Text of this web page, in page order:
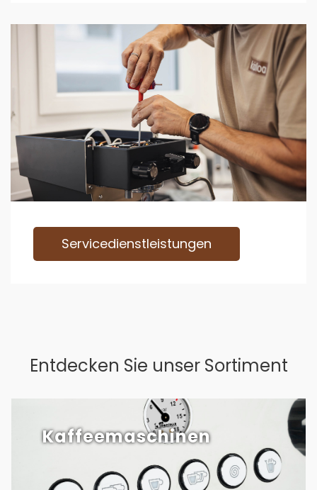
Servicedienstleistungen
Entdecken Sie unser Sortiment
Kaffeemaschinen